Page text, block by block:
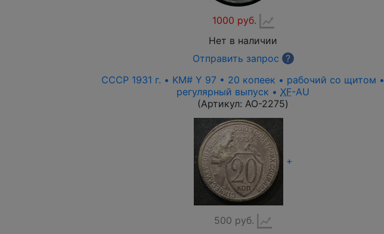
1000 руб.
Нет в наличии
Отправить запрос
?
СССР 1931 г. • KM# Y 97 • 20 копеек • рабочий со щитом •
регулярный выпуск • XF-AU
(Артикул: AO-2275)
+
500 руб.